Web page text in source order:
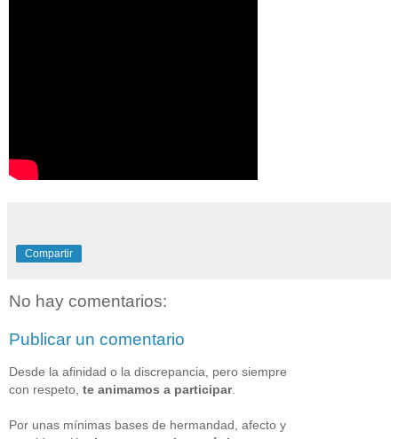
Compartir
No hay comentarios:
Publicar un comentario
Desde la afinidad o la discrepancia, pero siempre
con respeto, te animamos a participar.
Por unas mínimas bases de hermandad, afecto y